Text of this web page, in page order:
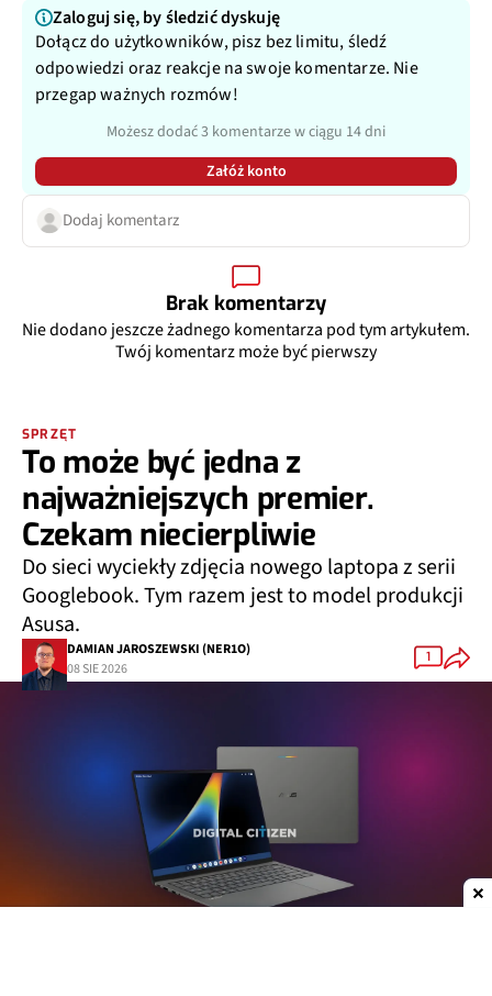
Zaloguj się, by śledzić dyskuję
Dołącz do użytkowników, pisz bez limitu, śledź
odpowiedzi oraz reakcje na swoje komentarze. Nie
przegap ważnych rozmów!
Możesz dodać 3 komentarze w ciągu 14 dni
Załóż konto
Dodaj komentarz
Brak komentarzy
Nie dodano jeszcze żadnego komentarza pod tym artykułem.
Twój komentarz może być pierwszy
SPRZĘT
To może być jedna z
najważniejszych premier.
Czekam niecierpliwie
Do sieci wyciekły zdjęcia nowego laptopa z serii
Googlebook. Tym razem jest to model produkcji
Asusa.
DAMIAN JAROSZEWSKI (NER1O)
08 SIE 2026
1